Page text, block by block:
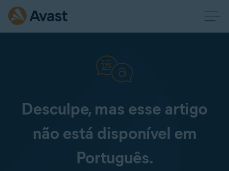
Desculpe, mas esse artigo
não está disponível em
Português.